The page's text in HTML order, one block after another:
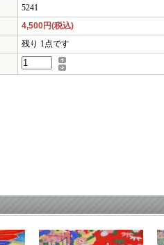
5241
4,500円(税込)
残り 1点です